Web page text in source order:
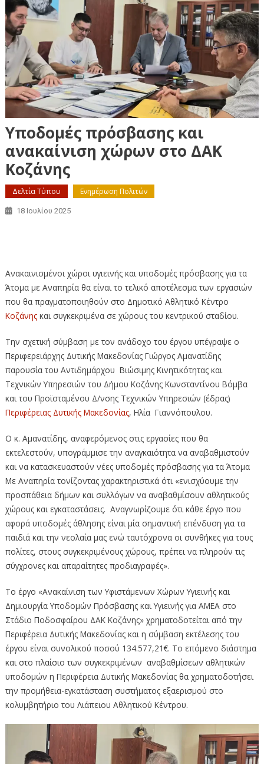
Υποδομές πρόσβασης και
ανακαίνιση χώρων στο ΔΑΚ
Κοζάνης
Δελτία Τύπου Ενημέρωση Πολιτών
18 Ιουλίου 2025
Ανακαινισμένοι χώροι υγιεινής και υποδομές πρόσβασης για τα
Άτομα με Αναπηρία θα είναι το τελικό αποτέλεσμα των εργασιών
που θα πραγματοποιηθούν στο Δημοτικό Αθλητικό Κέντρο
Κοζάνηςκαι συγκεκριμένα σε χώρους του κεντρικού σταδίου.
Την σχετική σύμβαση με τον ανάδοχο του έργου υπέγραψε ο
Περιφερειάρχης Δυτικής Μακεδονίας Γιώργος Αμανατίδης
παρουσία του Αντιδημάρχου Βιώσιμης Κινητικότητας και
Τεχνικών Υπηρεσιών του Δήμου Κοζάνης Κωνσταντίνου Βόμβα
και του Προϊσταμένου Δ/νσης Τεχνικών Υπηρεσιών (έδρας)
Περιφέρειας Δυτικής Μακεδονίας, Ηλία Γιαννόπουλου.
Ο κ. Αμανατίδης, αναφερόμενος στις εργασίες που θα
εκτελεστούν, υπογράμμισε την αναγκαιότητα να αναβαθμιστούν
και να κατασκευαστούν νέες υποδομές πρόσβασης για τα Άτομα
Με Αναπηρία τονίζοντας χαρακτηριστικά ότι «ενισχύουμε την
προσπάθεια δήμων και συλλόγων να αναβαθμίσουν αθλητικούς
χώρους και εγκαταστάσεις. Αναγνωρίζουμε ότι κάθε έργο που
αφορά υποδομές άθλησης είναι μία σημαντική επένδυση για τα
παιδιά και την νεολαία μας ενώ ταυτόχρονα οι συνθήκες για τους
πολίτες, στους συγκεκριμένους χώρους, πρέπει να πληρούν τις
σύγχρονες και απαραίτητες προδιαγραφές».
Το έργο «Ανακαίνιση των Υφιστάμενων Χώρων Υγιεινής και
Δημιουργία Υποδομών Πρόσβασης και Υγιεινής για ΑΜΕΑ στο
Στάδιο Ποδοσφαίρου ΔΑΚ Κοζάνης» χρηματοδοτείται από την
Περιφέρεια Δυτικής Μακεδονίας και η σύμβαση εκτέλεσης του
έργου είναι συνολικού ποσού 134.577,21€. Το επόμενο διάστημα
και στο πλαίσιο των συγκεκριμένων αναβαθμίσεων αθλητικών
υποδομών η Περιφέρεια Δυτικής Μακεδονίας θα χρηματοδοτήσει
την προμήθεια-εγκατάσταση συστήματος εξαερισμού στο
κολυμβητήριο του Λιάπειου Αθλητικού Κέντρου.